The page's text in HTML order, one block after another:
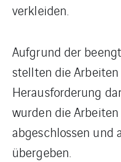
verkleiden.
Aufgrund der
stellten die
Herausforderung
wurden die
abgeschlossen und
übergeben.